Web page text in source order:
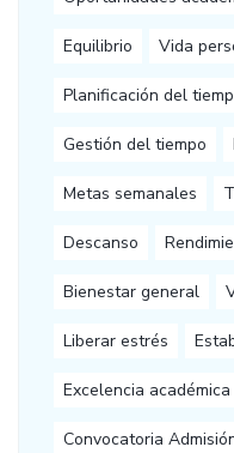
Equilibrio Vida
Planificación del
Gestión del tiempo
Metas semanales
Descanso
Bienestar general
Liberar estrés
Excelencia académica
Convocatoria